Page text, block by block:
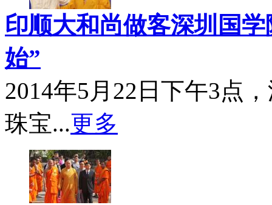
印顺大和尚做客深圳国
始”
2014年5月22日下午3点
珠宝...更多